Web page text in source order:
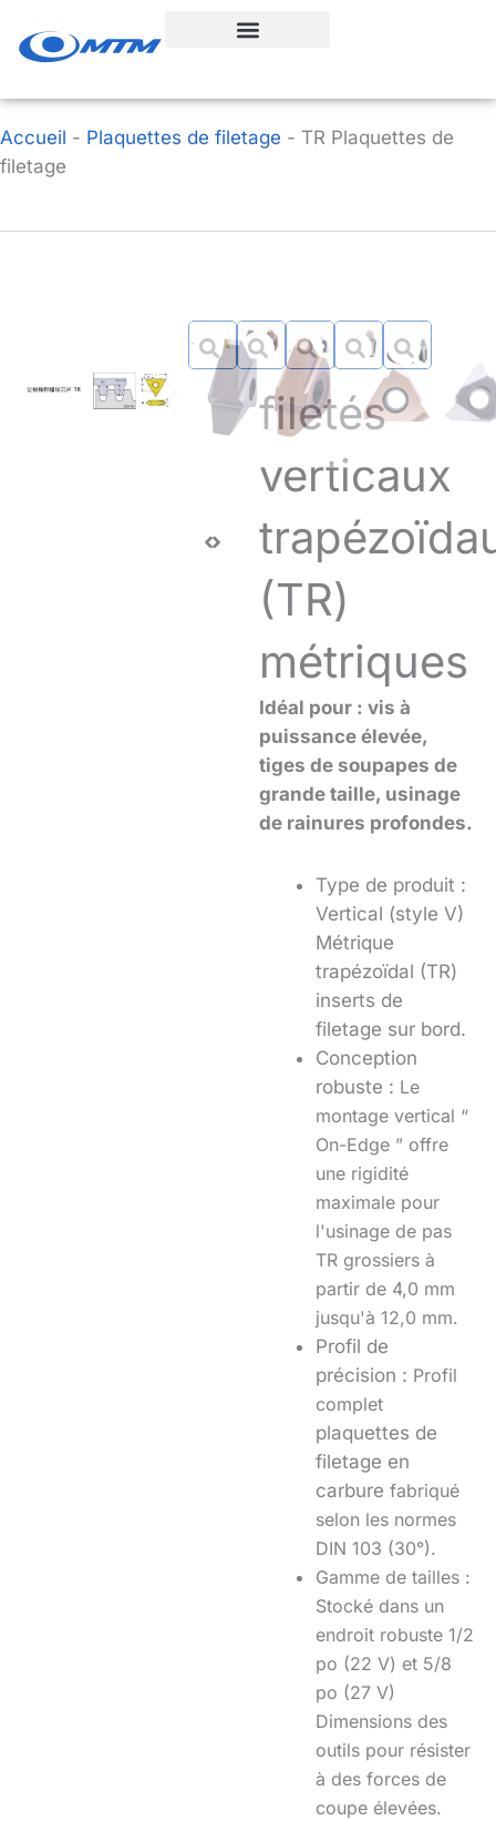
au
Accueil - Plaquettes de filetage - TR Plaquettes de
filetage
Inserts
filetés
verticaux
(TR)
métriques
Idéal pour : vis à
puissance élevée,
tiges de soupapes de
grande taille, usinage
de rainures profondes.
Type de produit :
Vertical (style V)
Métrique
trapézoïdal (TR)
inserts de
filetage sur bord.
Conception
robuste : Le
montage vertical “
On-Edge ” offre
une rigidité
maximale pour
l'usinage de pas
TR grossiers à
partir de 4,0 mm
jusqu'à 12,0 mm.
Profil de
précision : Profil
complet
plaquettes de
filetage en
carbure fabriqué
selon les normes
DIN 103 (30°).
Gamme de tailles :
Stocké dans un
endroit robuste 1/2
po (22 V) et 5/8
po (27 V)
Dimensions des
outils pour résister
à des forces de
coupe élevées.